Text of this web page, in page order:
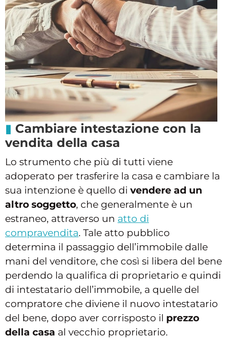
Cambiare intestazione con la
vendita della casa
Lo strumento che più di tutti viene
adoperato per trasferire la casa e cambiare la
sua intenzione è quello di vendere ad un
altro soggetto, che generalmente è un
estraneo, attraverso un atto di
compravendita. Tale atto pubblico
determina il passaggio dell’immobile dalle
mani del venditore, che così si libera del bene
perdendo la qualifica di proprietario e quindi
di intestatario dell’immobile, a quelle del
compratore che diviene il nuovo intestatario
del bene, dopo aver corrisposto il prezzo
della casa al vecchio proprietario.